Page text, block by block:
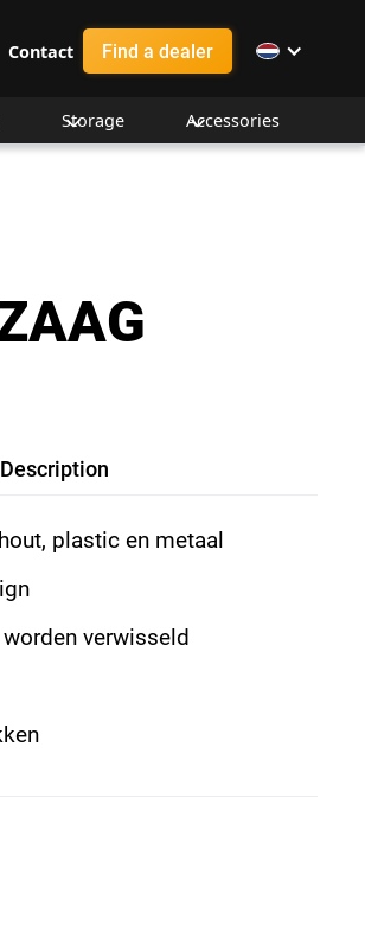
Contact Find a dealer
Storage Accessories
Description
plastic en metaal
verwisseld